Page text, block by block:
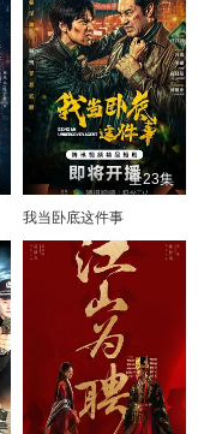
全23集
我当卧底这件事